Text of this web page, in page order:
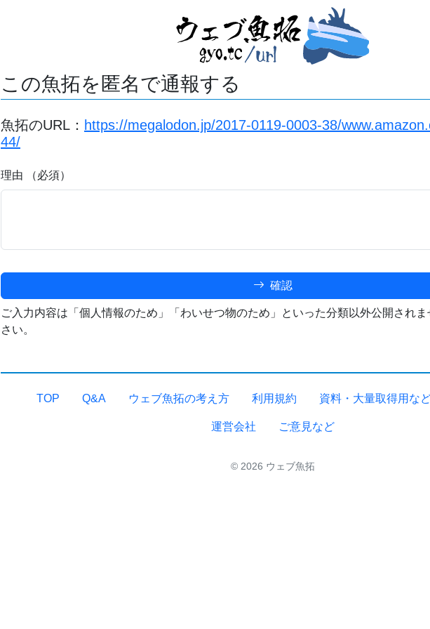
この魚拓を匿名で通報する
魚拓のURL： https://megalodon.jp/2017-0119-0003-38/
44/
理由 （必須）
確認
ご入力内容は「個人情報のため」「わいせつ物のため」といった分類以外公開され
さい。
TOP Q&A ウェブ魚拓の考え方 利用規約 資料・大量取得用な
運営会社 ご意見など
© 2026 ウェブ魚拓